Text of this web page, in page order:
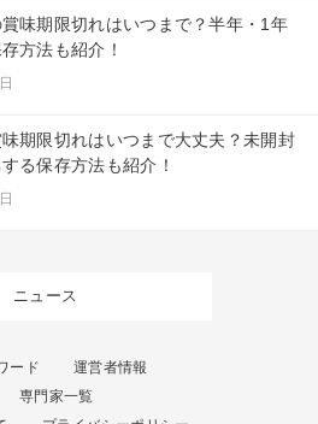
味期限切れはいつまで？半年・1年
方法も紹介！
期限切れはいつまで大丈夫？未開封
る保存方法も紹介！
ニュース
ード
運営者情報
専門家一覧